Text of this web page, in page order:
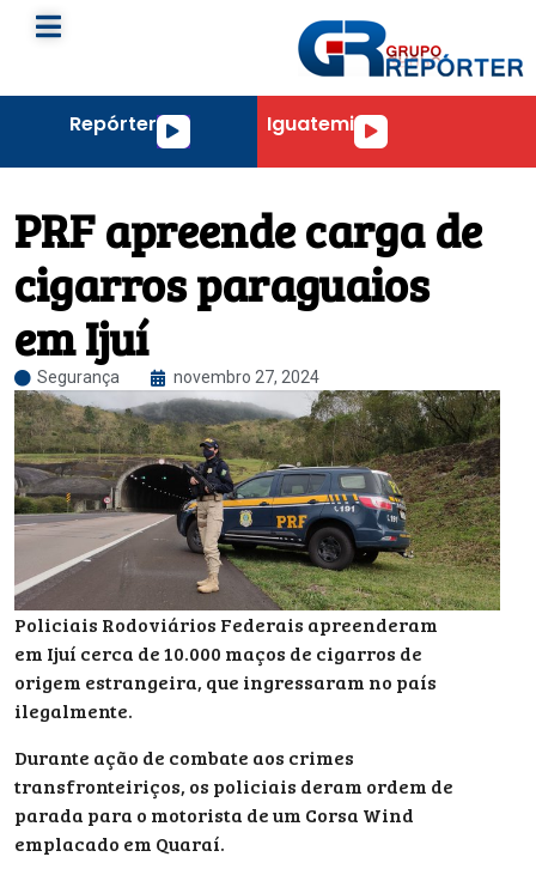
RepórterTocador
IguatemiTocador
PRF apreende carga de
cigarros paraguaios
em Ijuí
Segurança novembro 27, 2024
Policiais Rodoviários Federais apreenderam
em Ijuí cerca de 10.000 maços de cigarros de
origem estrangeira, que ingressaram no país
ilegalmente.
Durante ação de combate aos crimes
transfronteiriços, os policiais deram ordem de
parada para o motorista de um Corsa Wind
emplacado em Quaraí.